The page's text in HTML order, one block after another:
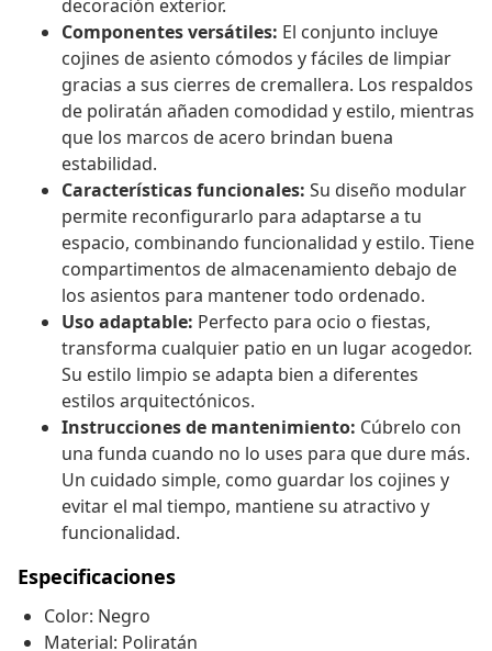
decoración exterior.
Componentes versátiles: El conjunto incluye
cojines de asiento cómodos y fáciles de limpiar
gracias a sus cierres de cremallera. Los respaldos
de poliratán añaden comodidad y estilo, mientras
que los marcos de acero brindan buena
estabilidad.
Características funcionales: Su diseño modular
permite reconfigurarlo para adaptarse a tu
espacio, combinando funcionalidad y estilo. Tiene
compartimentos de almacenamiento debajo de
los asientos para mantener todo ordenado.
Uso adaptable: Perfecto para ocio o fiestas,
transforma cualquier patio en un lugar acogedor.
Su estilo limpio se adapta bien a diferentes
estilos arquitectónicos.
Instrucciones de mantenimiento: Cúbrelo con
una funda cuando no lo uses para que dure más.
Un cuidado simple, como guardar los cojines y
evitar el mal tiempo, mantiene su atractivo y
funcionalidad.
Especificaciones
Color: Negro
Material: Poliratán